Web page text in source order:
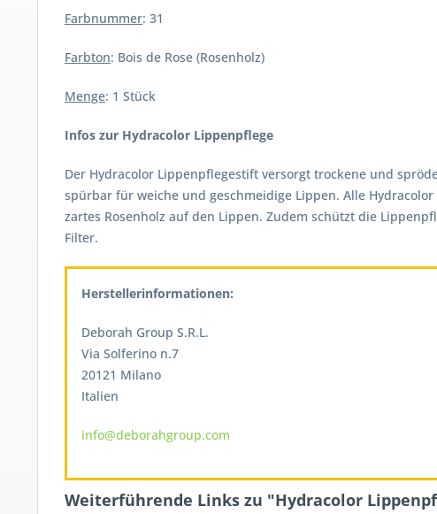
Farbnummer: 31
Farbton: Bois de Rose (Rosenholz)
Menge: 1 Stück
Infos zur Hydracolor Lippenpflege
Der Hydracolor Lippenpflegestift versorgt trockene und
spürbar für weiche und geschmeidige Lippen. Alle
zartes Rosenholz auf den Lippen. Zudem schützt die
Filter.
Herstellerinformationen:
Deborah Group S.R.L.
Via Solferino n.7
20121 Milano
Italien
info@deborahgroup.com
Weiterführende Links zu "Hydracolor